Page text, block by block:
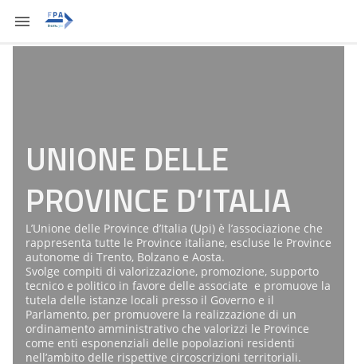
UNIONE DELLE
PROVINCE D’ITALIA
L’Unione delle Province d’Italia (Upi) è l’associazione che
rappresenta tutte le Province italiane, escluse le Province
autonome di Trento, Bolzano e Aosta.
Svolge compiti di valorizzazione, promozione, supporto
tecnico e politico in favore delle associate e promuove la
tutela delle istanze locali presso il Governo e il
Parlamento, per promuovere la realizzazione di un
ordinamento amministrativo che valorizzi le Province
come enti esponenziali delle popolazioni residenti
nell’ambito delle rispettive circoscrizioni territoriali.